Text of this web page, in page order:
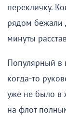
перекличку.
рядом бежали
минуты
Популярный в
когда-то
уже не было в
на флот